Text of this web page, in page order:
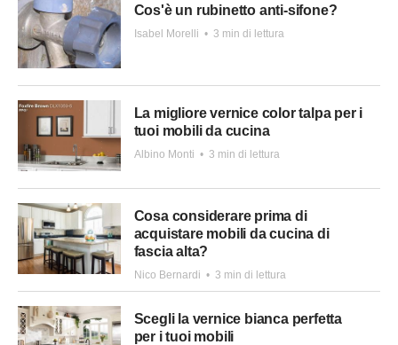
Cos'è un rubinetto anti-sifone?
Isabel Morelli • 3 min di lettura
La migliore vernice color talpa per i
tuoi mobili da cucina
Albino Monti • 3 min di lettura
Cosa considerare prima di
acquistare mobili da cucina di
fascia alta?
Nico Bernardi • 3 min di lettura
Scegli la vernice bianca perfetta
per i tuoi mobili